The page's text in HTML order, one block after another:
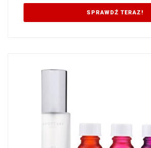
SPRAWDŹ TERAZ!